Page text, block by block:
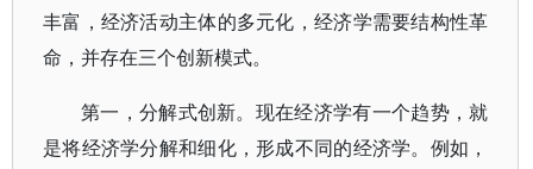
丰富，经济活动主体的多元化，经济学需要结构性革
命，并存在三个创新模式。
第一，分解式创新。现在经济学有一个趋势，就
是将经济学分解和细化，形成不同的经济学。例如，